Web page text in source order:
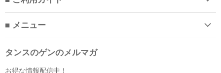
■ メニュー
タンスのゲンのメルマガ
お得な情報配信中！